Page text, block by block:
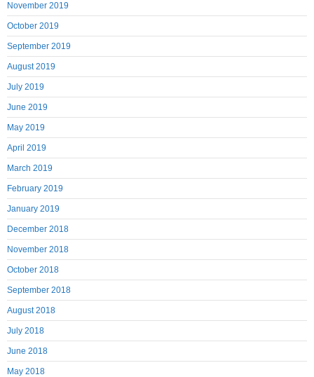
November 2019
October 2019
September 2019
August 2019
July 2019
June 2019
May 2019
April 2019
March 2019
February 2019
January 2019
December 2018
November 2018
October 2018
September 2018
August 2018
July 2018
June 2018
May 2018